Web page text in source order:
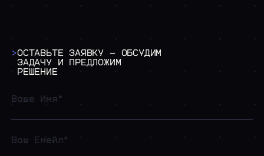
>ОСТАВЬТЕ ЗАЯВКУ —
ОБСУДИМ
ЗАДАЧУ
И
ПРЕДЛОЖИМ
РЕШЕНИЕ